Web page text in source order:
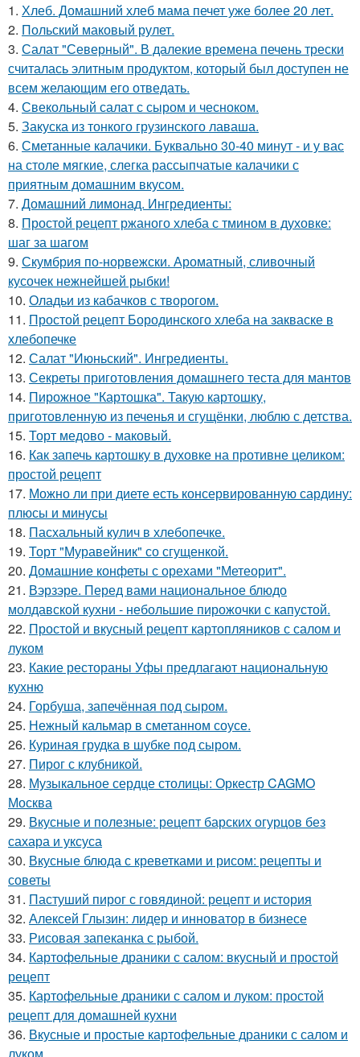
1. Хлеб. Домашний хлеб мама печет уже более 20 лет.
2. Польский маковый рулет.
3. Салат "Северный". В далекие времена печень трески
считалась элитным продуктом, который был доступен не
всем желающим его отведать.
4. Свекольный салат с сыром и чесноком.
5. Закуска из тонкого грузинского лаваша.
6. Сметанные калачики. Буквально 30-40 минут - и у вас
на столе мягкие, слегка рассыпчатые калачики с
приятным домашним вкусом.
7. Домашний лимонад. Ингредиенты:
8. Простой рецепт ржаного хлеба с тмином в духовке:
шаг за шагом
9. Скумбрия по-норвежски. Ароматный, сливочный
кусочек нежнейшей рыбки!
10. Оладьи из кабачков с творогом.
11. Простой рецепт Бородинского хлеба на закваске в
хлебопечке
12. Салат "Июньский". Ингредиенты.
13. Секреты приготовления домашнего теста для мантов
14. Пирожное "Картошка". Такую картошку,
приготовленную из печенья и сгущёнки, люблю с детства.
15. Торт медово - маковый.
16. Как запечь картошку в духовке на противне целиком:
простой рецепт
17. Можно ли при диете есть консервированную сардину:
плюсы и минусы
18. Пасхальный кулич в хлебопечке.
19. Торт "Муравейник" со сгущенкой.
20. Домашние конфеты с орехами "Метеорит".
21. Вэрзэре. Перед вами национальное блюдо
молдавской кухни - небольшие пирожочки с капустой.
22. Простой и вкусный рецепт картопляников с салом и
луком
23. Какие рестораны Уфы предлагают национальную
кухню
24. Горбуша, запечённая под сыром.
25. Нежный кальмар в сметанном соусе.
26. Куриная грудка в шубке под сыром.
27. Пирог с клубникой.
28. Музыкальное сердце столицы: Оркестр CAGMO
Москва
29. Вкусные и полезные: рецепт барских огурцов без
сахара и уксуса
30. Вкусные блюда с креветками и рисом: рецепты и
советы
31. Пастуший пирог с говядиной: рецепт и история
32. Алексей Глызин: лидер и инноватор в бизнесе
33. Рисовая запеканка с рыбой.
34. Картофельные драники с салом: вкусный и простой
рецепт
35. Картофельные драники с салом и луком: простой
рецепт для домашней кухни
36. Вкусные и простые картофельные драники с салом и